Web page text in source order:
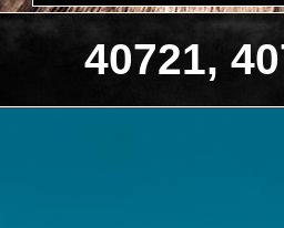
40721,